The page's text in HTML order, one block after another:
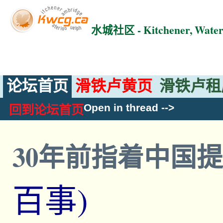
水城社区 - Kitchener,
论坛首页 滑铁卢黄页 滑铁卢
回到论坛首页Open in thread -->
30年前指着中国
百事)